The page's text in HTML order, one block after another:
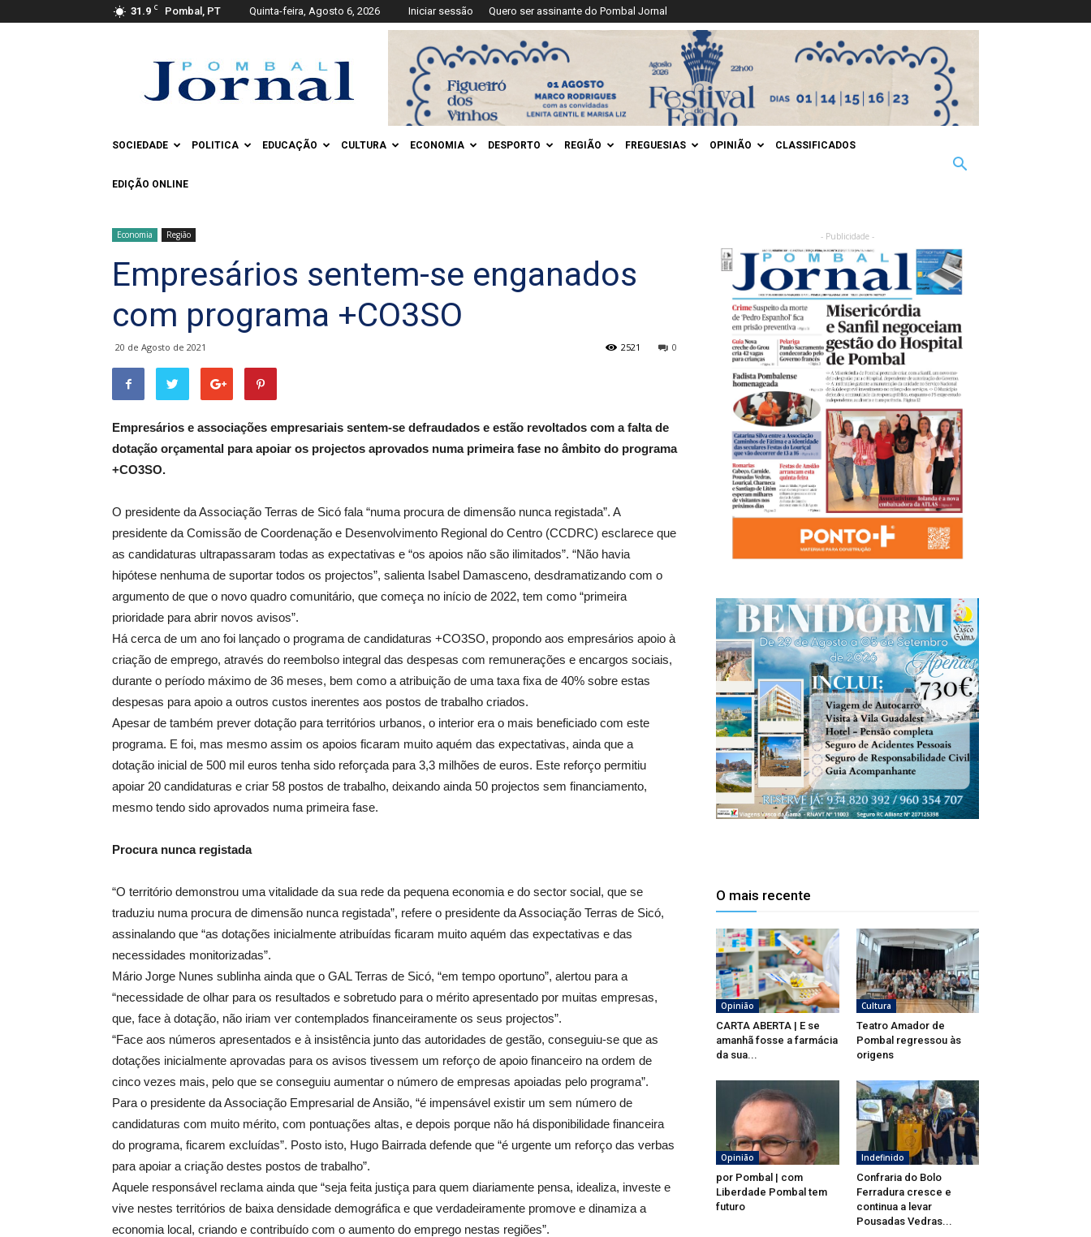
31.9 C Pombal, PT Quinta-feira, Agosto 6, 2026 Iniciar sessão Quero ser assinante do Pombal Jornal
Jornal
SOCIEDADE POLITICA EDUCAÇÃO CULTURA ECONOMIA DESPORTO REGIÃO FREGUESIAS OPINIÃO CLASSIFICADOS
EDIÇÃO ONLINE
Economia Região
Empresários sentem-se enganados
com programa +CO3SO
20 de Agosto de 2021 0
2521
Empresários e associações empresariais sentem-se defraudados e estão revoltados com a falta de
dotação orçamental para apoiar os projectos aprovados numa primeira fase no âmbito do programa
+CO3SO.
O presidente da Associação Terras de Sicó fala “numa procura de dimensão nunca registada”. A
presidente da Comissão de Coordenação e Desenvolvimento Regional do Centro (CCDRC) esclarece que
as candidaturas ultrapassaram todas as expectativas e “os apoios não são ilimitados”. “Não havia
hipótese nenhuma de suportar todos os projectos”, salienta Isabel Damasceno, desdramatizando com o
argumento de que o novo quadro comunitário, que começa no início de 2022, tem como “primeira
prioridade para abrir novos avisos”.
Há cerca de um ano foi lançado o programa de candidaturas +CO3SO, propondo aos empresários apoio à
criação de emprego, através do reembolso integral das despesas com remunerações e encargos sociais,
durante o período máximo de 36 meses, bem como a atribuição de uma taxa fixa de 40% sobre estas
despesas para apoio a outros custos inerentes aos postos de trabalho criados.
Apesar de também prever dotação para territórios urbanos, o interior era o mais beneficiado com este
programa. E foi, mas mesmo assim os apoios ficaram muito aquém das expectativas, ainda que a
dotação inicial de 500 mil euros tenha sido reforçada para 3,3 milhões de euros. Este reforço permitiu
apoiar 20 candidaturas e criar 58 postos de trabalho, deixando ainda 50 projectos sem financiamento,
mesmo tendo sido aprovados numa primeira fase.
Procura nunca registada
“O território demonstrou uma vitalidade da sua rede da pequena economia e do sector social, que se
traduziu numa procura de dimensão nunca registada”, refere o presidente da Associação Terras de Sicó,
assinalando que “as dotações inicialmente atribuídas ficaram muito aquém das expectativas e das
necessidades monitorizadas”.
Mário Jorge Nunes sublinha ainda que o GAL Terras de Sicó, “em tempo oportuno”, alertou para a
“necessidade de olhar para os resultados e sobretudo para o mérito apresentado por muitas empresas,
que, face à dotação, não iriam ver contemplados financeiramente os seus projectos”.
“Face aos números apresentados e à insistência junto das autoridades de gestão, conseguiu-se que as
dotações inicialmente aprovadas para os avisos tivessem um reforço de apoio financeiro na ordem de
cinco vezes mais, pelo que se conseguiu aumentar o número de empresas apoiadas pelo programa”.
Para o presidente da Associação Empresarial de Ansião, “é impensável existir um sem número de
candidaturas com muito mérito, com pontuações altas, e depois porque não há disponibilidade financeira
do programa, ficarem excluídas”. Posto isto, Hugo Bairrada defende que “é urgente um reforço das verbas
para apoiar a criação destes postos de trabalho”.
Aquele responsável reclama ainda que “seja feita justiça para quem diariamente pensa, idealiza, investe e
vive nestes territórios de baixa densidade demográfica e que verdadeiramente promove e dinamiza a
economia local, criando e contribuído com o aumento do emprego nestas regiões”.
- Publicidade -
O mais recente
Opinião
CARTA ABERTA | E se
amanhã fosse a farmácia
da sua...
Cultura
Teatro Amador de
Pombal regressou às
origens
Opinião
por Pombal | com
Liberdade Pombal tem
futuro
Indefinido
Confraria do Bolo
Ferradura cresce e
continua a levar
Pousadas Vedras...